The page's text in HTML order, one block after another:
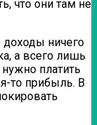
что они там не
доходы ничего
а всего лишь
платить
то прибыль. В